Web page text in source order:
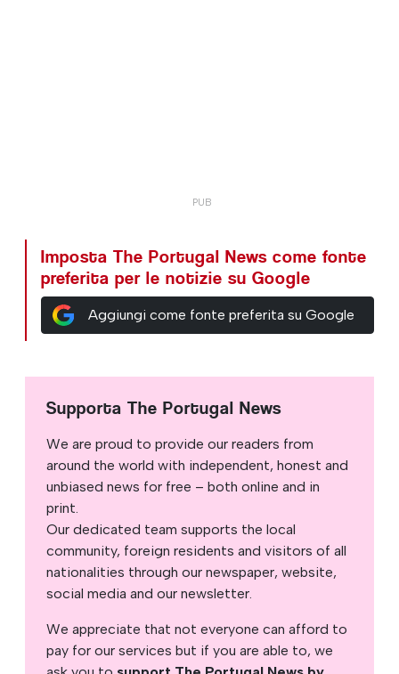
Imposta The Portugal News come fonte
preferita per le notizie su Google
Aggiungi come fonte preferita su Google
Supporta The Portugal News
We are proud to provide our readers from
around the world with independent, honest and
unbiased news for free – both online and in
print.
Our dedicated team supports the local
community, foreign residents and visitors of all
nationalities through our newspaper, website,
social media and our newsletter.
We appreciate that not everyone can afford to
pay for our services but if you are able to, we